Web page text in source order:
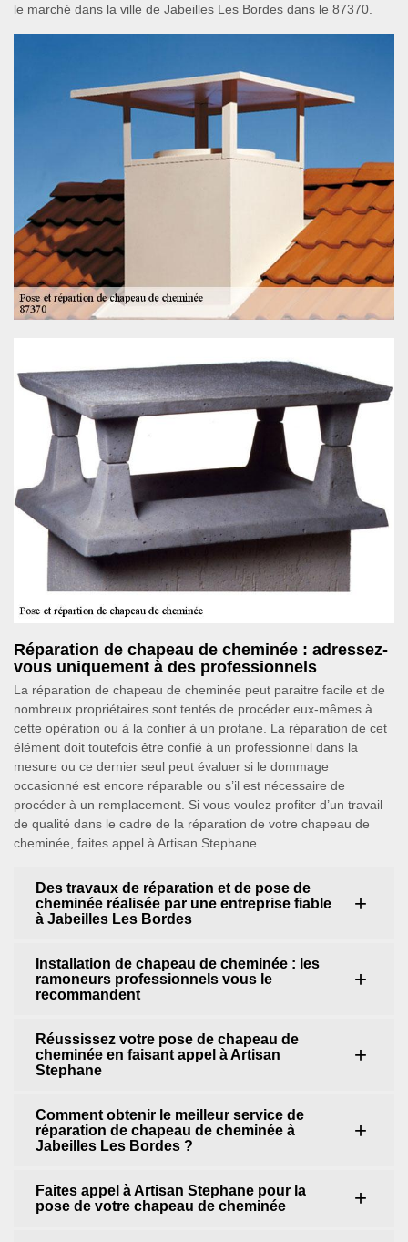
le marché dans la ville de Jabeilles Les Bordes dans le 87370.
Réparation de chapeau de cheminée : adressez-
vous uniquement à des professionnels
La réparation de chapeau de cheminée peut paraitre facile et de
nombreux propriétaires sont tentés de procéder eux-mêmes à
cette opération ou à la confier à un profane. La réparation de cet
élément doit toutefois être confié à un professionnel dans la
mesure ou ce dernier seul peut évaluer si le dommage
occasionné est encore réparable ou s’il est nécessaire de
procéder à un remplacement. Si vous voulez profiter d’un travail
de qualité dans le cadre de la réparation de votre chapeau de
cheminée, faites appel à Artisan Stephane.
Des travaux de réparation et de pose de
cheminée réalisée par une entreprise fiable
à Jabeilles Les Bordes
Installation de chapeau de cheminée : les
ramoneurs professionnels vous le
recommandent
Réussissez votre pose de chapeau de
cheminée en faisant appel à Artisan
Stephane
Comment obtenir le meilleur service de
réparation de chapeau de cheminée à
Jabeilles Les Bordes ?
Faites appel à Artisan Stephane pour la
pose de votre chapeau de cheminée